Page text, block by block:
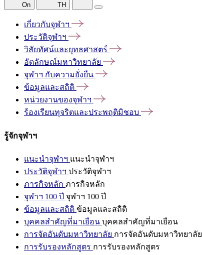
On TH
เกี่ยวกับจุฬาฯ
ประวัติจุฬาฯ
วิสัยทัศน์และยุทธศาสตร์
อัตลักษณ์มหาวิทยาลัย
จุฬาฯ กับความยั่งยืน
ข้อมูลและสถิติ
หน่วยงานของจุฬาฯ
ร้องเรียนทุจริตและประพฤติมิชอบ
รู้จักจุฬาฯ
แนะนำจุฬาฯ แนะนำจุฬาฯ
ประวัติจุฬาฯ ประวัติจุฬาฯ
ภารกิจหลัก ภารกิจหลัก
จุฬาฯ 100 ปี จุฬาฯ 100 ปี
ข้อมูลและสถิติ ข้อมูลและสถิติ
บุคคลสำคัญที่มาเยือน บุคคลสำคัญที่มาเยือน
การจัดอันดับมหาวิทยาลัย การจัดอันดับมหาวิทยาลัย
การรับรองหลักสูตร การรับรองหลักสูตร